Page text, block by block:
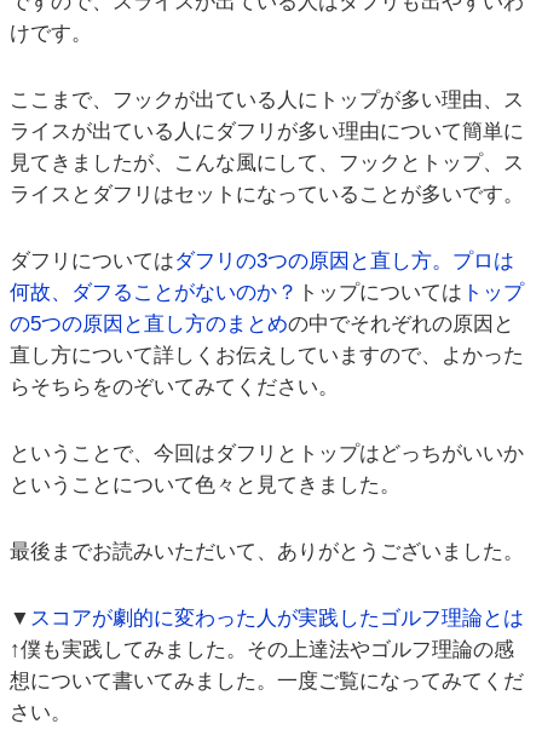
けです。
ここまで、フックが出ている人にトップが多い理由、ス
ライスが出ている人にダフリが多い理由について簡単に
見てきましたが、こんな風にして、フックとトップ、ス
ライスとダフリはセットになっていることが多いです。
ダフリについてはダフリの3つの原因と直し方。プロは
何故、ダフることがないのか？ トップについては トップ
の5つの原因と直し方のまとめの中でそれぞれの原因と
直し方について詳しくお伝えしていますので、よかった
らそちらをのぞいてみてください。
ということで、今回はダフリとトップはどっちがいいか
ということについて色々と見てきました。
最後までお読みいただいて、ありがとうございました。
▼ スコアが劇的に変わった人が実践したゴルフ理論とは
↑僕も実践してみました。その上達法やゴルフ理論の感
想について書いてみました。一度ご覧になってみてくだ
さい。